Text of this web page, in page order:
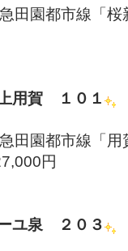
田園都市線「
用賀 １０１
田園都市線「
円
ユ泉 ２０３